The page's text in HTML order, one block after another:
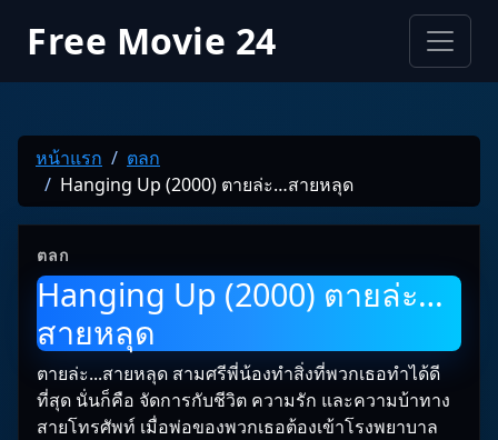
Free Movie 24
หน้าแรก
ตลก
Hanging Up (2000) ตายล่ะ…สายหลุด
ตลก
Hanging Up (2000) ตายล่ะ…
สายหลุด
ตายล่ะ...สายหลุด สามศรีพี่น้องทำสิ่งที่พวกเธอทำได้ดี
ที่สุด นั่นก็คือ จัดการกับชีวิต ความรัก และความบ้าทาง
สายโทรศัพท์ เมื่อพ่อของพวกเธอต้องเข้าโรงพยาบาล